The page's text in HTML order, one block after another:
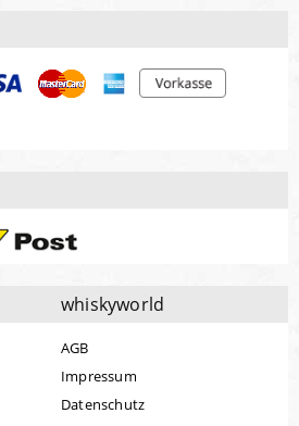
whiskyworld
AGB
Impressum
Datenschutz